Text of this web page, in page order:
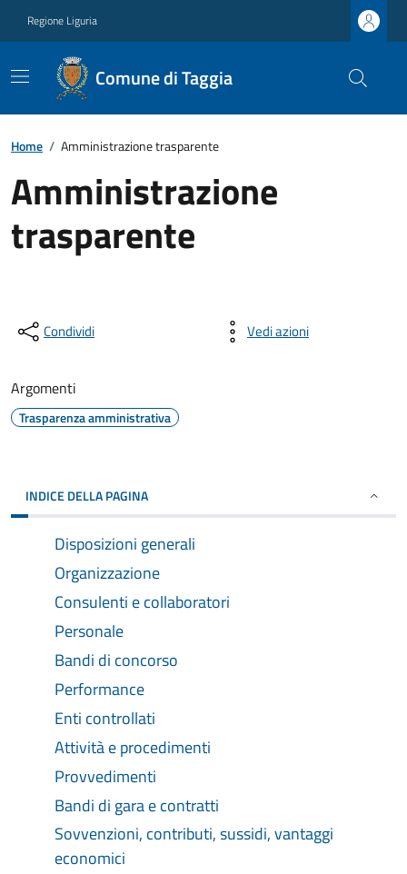
Regione Liguria
Comune di Taggia
Home / Amministrazione trasparente
Amministrazione
trasparente
Condividi Vedi azioni
Argomenti
Trasparenza amministrativa
INDICE DELLA PAGINA
Disposizioni generali
Organizzazione
Consulenti e collaboratori
Personale
Bandi di concorso
Performance
Enti controllati
Attività e procedimenti
Provvedimenti
Bandi di gara e contratti
Sovvenzioni, contributi, sussidi, vantaggi
economici